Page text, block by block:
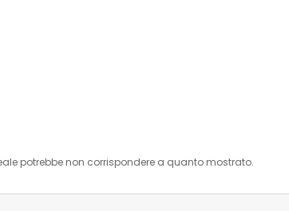
potrebbe non corrispondere a quanto mostrato.